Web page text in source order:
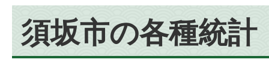
須坂市の各種統計